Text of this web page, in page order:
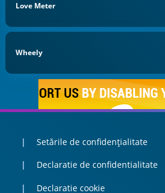
Love Meter
Wheely
Setările de confidențialitate
Declaratie de confidentialitate
Declaratie cookie